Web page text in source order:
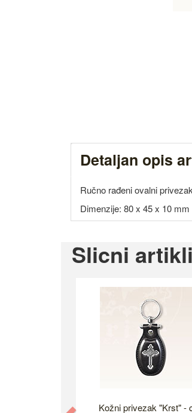
Detaljan opis
Ručno rađeni ovalni
Dimenzije: 80 x 45 x 10 mm
Slicni artikli
Kožni privezak "Krst" -